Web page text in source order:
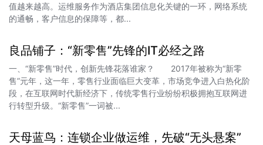
值越来越高。运维服务作为酒店集团信息化关键的一环，网络系统
的通畅，客户信息的保障等，都...
良品铺子：“新零售”先锋的IT必经之路
一、“新零售”时代，创新先锋花落谁家？ 2017年被称为“新零
售”元年，这一年，零售行业面临巨大变革，市场竞争进入白热化阶
段，在互联网时代新经济下，传统零售行业纷纷积极拥抱互联网进
行转型升级。“新零售”一词被...
天母蓝鸟：连锁企业做运维，先破“无头悬案”